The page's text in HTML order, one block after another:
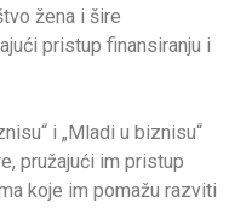
žena i šire
pristup finansiranju i
i „Mladi u biznisu“
pružajući im pristup
koje im pomažu razviti